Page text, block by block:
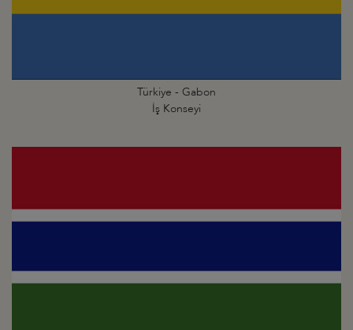
Türkiye - Gabon
İş Konseyi